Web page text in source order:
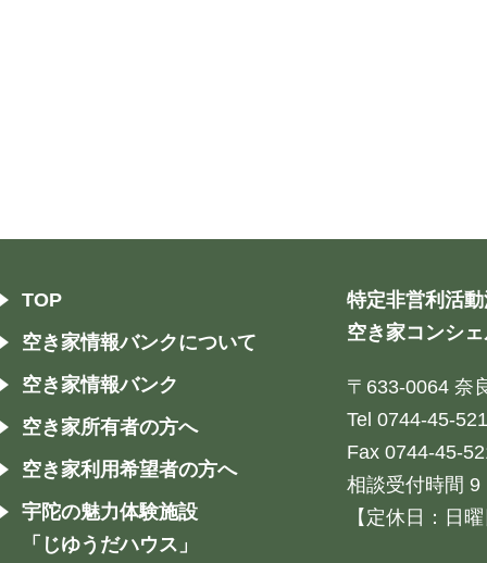
TOP
空き家情報バンクについて
空き家情報バンク
空き家所有者の方へ
空き家利用希望者の方へ
宇陀の魅力体験施設
「じゆうだハウス」
特定非営利活
空き家コンシ
〒633-0064 奈
Tel 0744-45-
Fax 0744-45-
相談受付時間 9
【定休日：日